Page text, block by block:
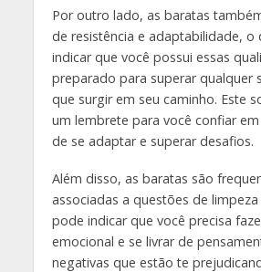
Por outro lado, as baratas
de resistência e adaptabilidade, o
indicar que você possui essas
preparado para superar qualquer
que surgir em seu caminho. Este
um lembrete para você confiar
de se adaptar e superar desafios.
Além disso, as baratas são
associadas a questões de
pode indicar que você precisa
emocional e se livrar de
negativas que estão te